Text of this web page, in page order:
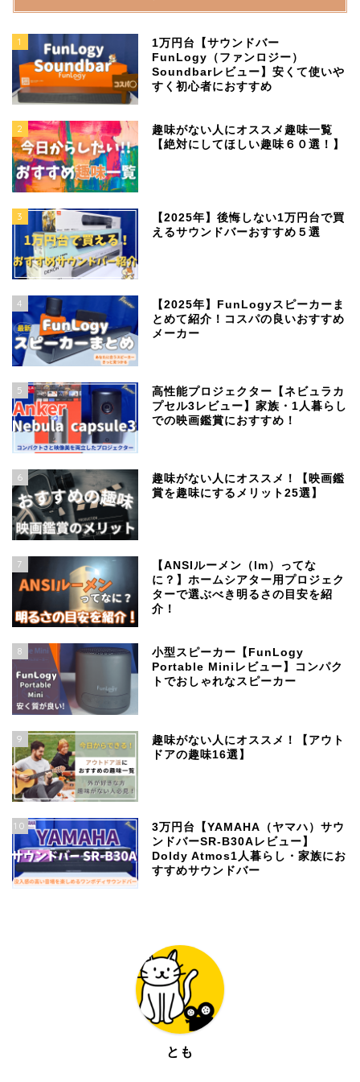
1
1万円台【サウンドバー
FunLogy（ファンロジー）
Soundbarレビュー】安くて使いや
すく初心者におすすめ
2
趣味がない人にオススメ趣味一覧
【絶対にしてほしい趣味６０選！】
3
【2025年】後悔しない1万円台で買
えるサウンドバーおすすめ５選
4
【2025年】FunLogyスピーカーま
とめて紹介！コスパの良いおすすめ
メーカー
5
高性能プロジェクター【ネビュラカ
プセル3レビュー】家族・1人暮らし
での映画鑑賞におすすめ！
6
趣味がない人にオススメ！【映画鑑
賞を趣味にするメリット25選】
7
【ANSIルーメン（lm）ってな
に？】ホームシアター用プロジェク
ターで選ぶべき明るさの目安を紹
介！
8
小型スピーカー【FunLogy
Portable Miniレビュー】コンパク
トでおしゃれなスピーカー
9
趣味がない人にオススメ！【アウト
ドアの趣味16選】
10
3万円台【YAMAHA（ヤマハ）サウ
ンドバーSR-B30Aレビュー】
Doldy Atmos1人暮らし・家族にお
すすめサウンドバー
とも